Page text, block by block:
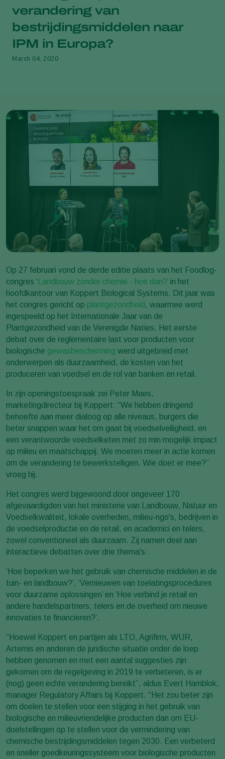
verandering van
bestrijdingsmiddelen naar
IPM in Europa?
March 04, 2020
Op 27 februari vond de derde editie plaats van het Foodlog-
congres ‘Landbouw zonder chemie - hoe dan?’ in het
hoofdkantoor van Koppert Biological Systems. Dit jaar was
het congres gericht op plantgezondheid , waarmee werd
ingespeeld op het Internationale Jaar van de
Plantgezondheid van de Verenigde Naties. Het eerste
debat over de reglementaire last voor producten voor
biologische gewasbescherming werd uitgebreid met
onderwerpen als duurzaamheid, de kosten van het
produceren van voedsel en de rol van banken en retail.
In zijn openingstoespraak zei Peter Maes,
marketingdirecteur bij Koppert: “We hebben dringend
behoefte aan meer dialoog op alle niveaus, burgers die
beter snappen waar het om gaat bij voedselveiligheid, en
een verantwoorde voedselketen met zo min mogelijk impact
op milieu en maatschappij. We moeten meer in actie komen
om de verandering te bewerkstelligen. Wie doet er mee?”
vroeg hij.
Het congres werd bijgewoond door ongeveer 170
afgevaardigden van het ministerie van Landbouw, Natuur en
Voedselkwaliteit, lokale overheden, milieu-ngo's, bedrijven in
de voedselproductie en de retail, en academici en telers,
zowel conventioneel als duurzaam. Zij namen deel aan
interactieve debatten over drie thema's:
‘Hoe beperken we het gebruik van chemische middelen in de
tuin- en landbouw?’, ‘Vernieuwen van toelatingsprocedures
voor duurzame oplossingen’ en ‘Hoe verbind je retail en
andere handelspartners, telers en de overheid om nieuwe
innovaties te financieren?’.
“Hoewel Koppert en partijen als LTO, Agrifirm, WUR,
Artemis en anderen de juridische situatie onder de loep
hebben genomen en met een aantal suggesties zijn
gekomen om de regelgeving in 2019 te verbeteren, is er
(nog) geen echte verandering bereikt”, aldus Evert Hamblok,
manager Regulatory Affairs bij Koppert. “Het zou beter zijn
om doelen te stellen voor een stijging in het gebruik van
biologische en milieuvriendelijke producten dan om EU-
doelstellingen op te stellen voor de vermindering van
chemische bestrijdingsmiddelen tegen 2030. Een verbeterd
en sneller goedkeuringssysteem voor biologische producten